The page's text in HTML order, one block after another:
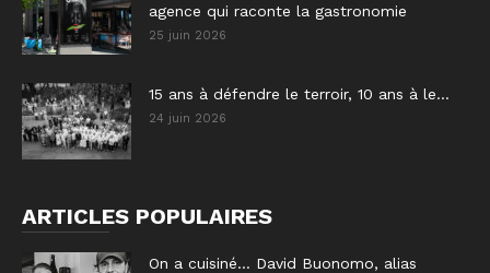
agence qui raconte la gastronomie
25 juin 2026
15 ans à défendre le terroir, 10 ans à le...
24 juin 2026
ARTICLES POPULAIRES
On a cuisiné… David Buonomo, alias